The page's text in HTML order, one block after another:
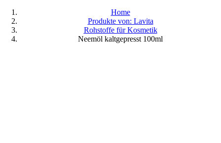
Home
Produkte von: Lavita
Rohstoffe für Kosmetik
Neemöl kaltgepresst 100ml